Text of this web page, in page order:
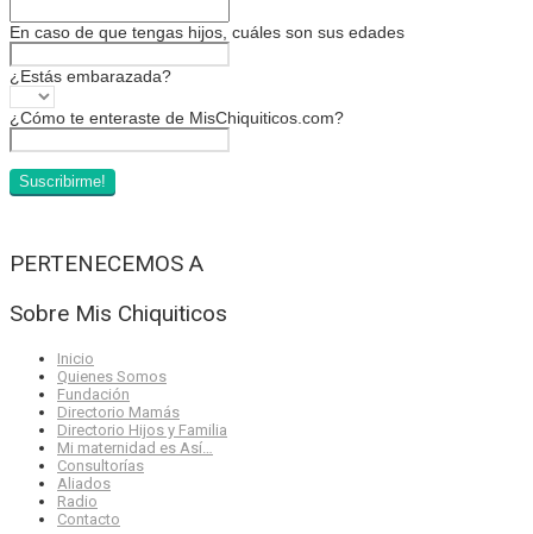
En caso de que tengas hijos, cuáles son sus edades
¿Estás embarazada?
¿Cómo te enteraste de MisChiquiticos.com?
PERTENECEMOS A
Sobre Mis Chiquiticos
Inicio
Quienes Somos
Fundación
Directorio Mamás
Directorio Hijos y Familia
Mi maternidad es Así…
Consultorías
Aliados
Radio
Contacto